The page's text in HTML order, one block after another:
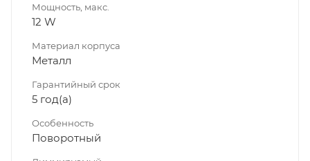
Мощность, макс.
12 W
Материал корпуса
Металл
Гарантийный срок
5 год(а)
Особенность
Поворотный